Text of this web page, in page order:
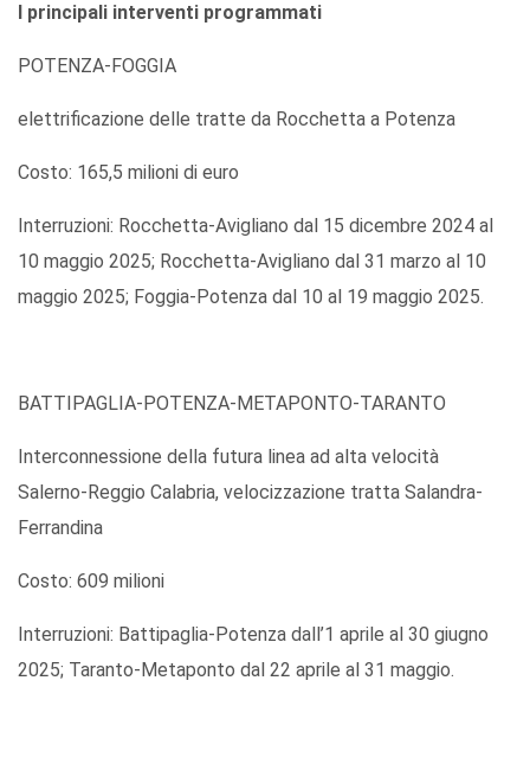
I principali interventi programmati
POTENZA-FOGGIA
elettrificazione delle tratte da Rocchetta a Potenza
Costo: 165,5 milioni di euro
Interruzioni: Rocchetta-Avigliano dal 15 dicembre 2024 al
10 maggio 2025; Rocchetta-Avigliano dal 31 marzo al 10
maggio 2025; Foggia-Potenza dal 10 al 19 maggio 2025.
BATTIPAGLIA-POTENZA-METAPONTO-TARANTO
Interconnessione della futura linea ad alta velocità
Salerno-Reggio Calabria, velocizzazione tratta Salandra-
Ferrandina
Costo: 609 milioni
Interruzioni: Battipaglia-Potenza dall’1 aprile al 30 giugno
2025; Taranto-Metaponto dal 22 aprile al 31 maggio.